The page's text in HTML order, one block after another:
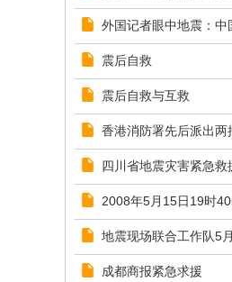
外国记者眼中地震：中
震后自救
震后自救与互救
香港消防署先后派出
四川省地震灾害紧急
2008年5月15日19时
地震现场联合工作队5
成都商报紧急求援